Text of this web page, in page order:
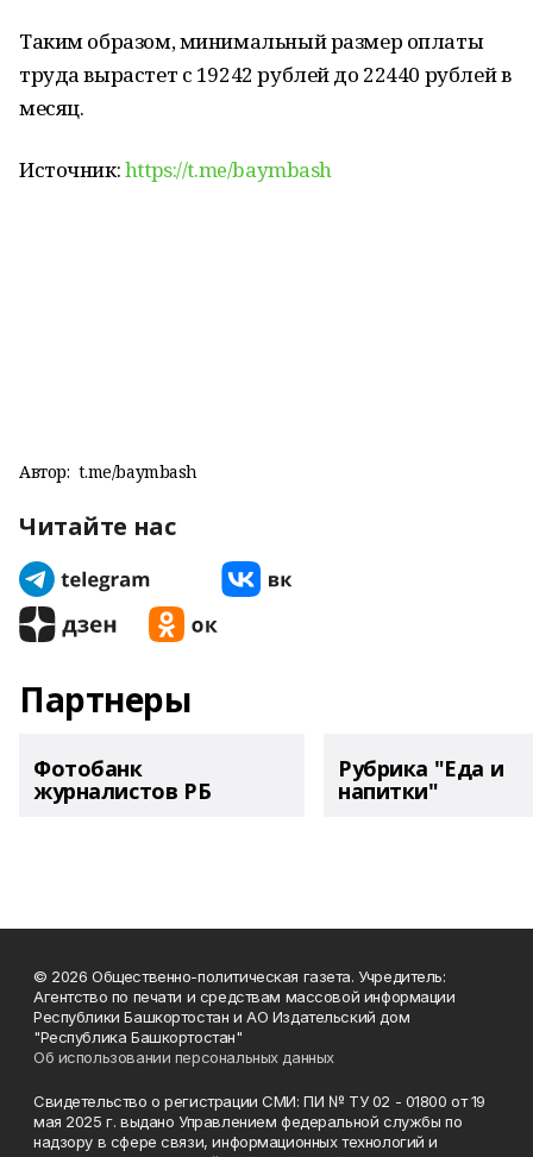
Таким образом, минимальный размер оплаты
труда вырастет с 19242 рублей до 22440 рублей в
месяц.
Источник:https://t.me/baymbash
Автор: t.me/baymbash
Читайте нас
Партнеры
Фотобанк
журналистов РБ
Рубрика "Еда и
напитки"
© 2026 Общественно-политическая газета. Учредитель:
Агентство по печати и средствам массовой информации
Республики Башкортостан и АО Издательский дом
"Республика Башкортостан"
Об использовании персональных данных
Свидетельство о регистрации СМИ: ПИ № ТУ 02 - 01800 от 19
мая 2025 г. выдано Управлением федеральной службы по
надзору в сфере связи, информационных технологий и